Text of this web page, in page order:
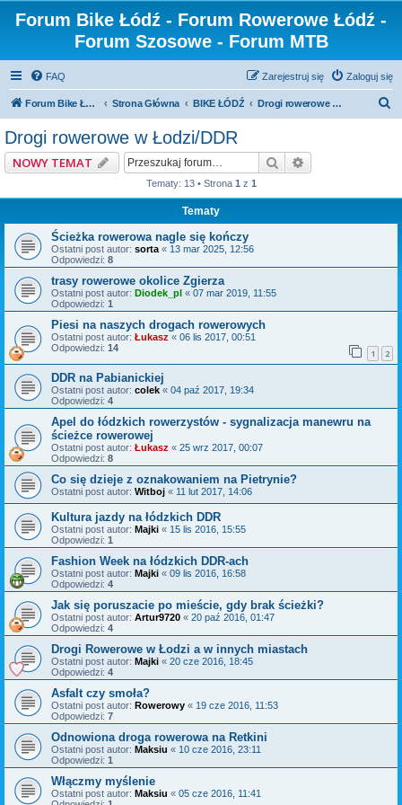
Forum Bike Łódź - Forum Rowerowe Łódź -
Forum Szosowe - Forum MTB
FAQ Zaloguj się
Zarejestruj się
Forum Bike Łódź - Forum Rowerowe Łódź - Forum Szosowe - Forum MTB Strona Główna BIKE ŁÓDŹ Drogi rowerowe w Łodzi/DDR
Drogi rowerowe w Łodzi/DDR
NOWY TEMAT Szukaj
Tematy: 13 • Strona 1 z 1
Tematy
Ścieżka rowerowa nagle się kończy
Ostatni post autor: sorta « 13 mar 2025, 12:56
Odpowiedzi: 8
trasy rowerowe okolice Zgierza
Ostatni post autor: Diodek_pl « 07 mar 2019, 11:55
Odpowiedzi: 1
Piesi na naszych drogach rowerowych
Ostatni post autor: Łukasz « 06 lis 2017, 00:51
Odpowiedzi: 14 1 2
DDR na Pabianickiej
Ostatni post autor: colek « 04 paź 2017, 19:34
Odpowiedzi: 4
Apel do łódzkich rowerzystów - sygnalizacja manewru na
ścieżce rowerowej
Ostatni post autor: Łukasz « 25 wrz 2017, 00:07
Odpowiedzi: 8
Co się dzieje z oznakowaniem na Pietrynie?
Ostatni post autor: Witboj « 11 lut 2017, 14:06
Kultura jazdy na łódzkich DDR
Ostatni post autor: Majki « 15 lis 2016, 15:55
Odpowiedzi: 1
Fashion Week na łódzkich DDR-ach
Ostatni post autor: Majki « 09 lis 2016, 16:58
Odpowiedzi: 4
Jak się poruszacie po mieście, gdy brak ścieżki?
Ostatni post autor: Artur9720 « 20 paź 2016, 01:47
Odpowiedzi: 4
Drogi Rowerowe w Łodzi a w innych miastach
Ostatni post autor: Majki « 20 cze 2016, 18:45
Odpowiedzi: 4
Asfalt czy smoła?
Ostatni post autor: Rowerowy « 19 cze 2016, 11:53
Odpowiedzi: 7
Odnowiona droga rowerowa na Retkini
Ostatni post autor: Maksiu « 10 cze 2016, 23:11
Odpowiedzi: 1
Włączmy myślenie
Ostatni post autor: Maksiu « 05 cze 2016, 11:41